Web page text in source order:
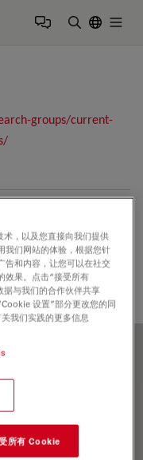
groups/current-
样品制备 模式生物
，以及您直接向我们提供
我们网站的体验，根据您针
告和内容，让您可以在社交
效果。点击“接受所有
与我们的合作伙伴共享
设置”部分更改您的同
我们实践的更多信息
所有 Cookie